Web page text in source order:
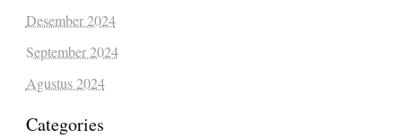
Desember 2024
September 2024
Agustus 2024
Categories